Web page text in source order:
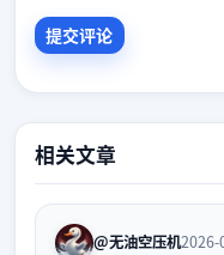
相关文章
@无油空压机2026-